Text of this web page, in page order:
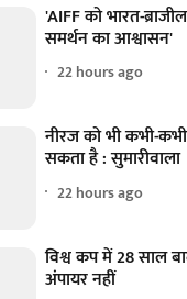
'AIFF को भारत-
समर्थन का आश्वासन'
22 hours ago
नीरज को भी कभी-
सकता है : सुमारीवाला
22 hours ago
विश्व कप में 28 साल
अंपायर नहीं